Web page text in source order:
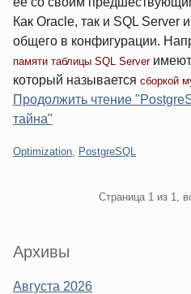
Как Oracle, так и SQL
общего в конфигурации.
памяти таблицы SQL Serverимеют
который называется сборкой
Продолжить чтение
тайна"
Категории:
Optimization PostgreSQL
Страница 1 из 1,
Sidebar
Архивы
Августа 2026